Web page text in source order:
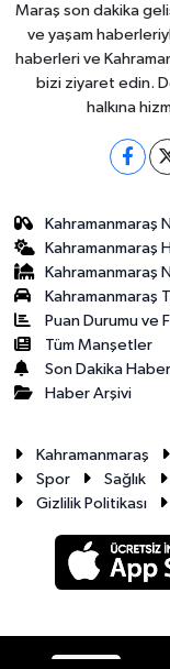
Maraş son dakika
ve yaşam
haberleri ve
bizi ziyaret edin.
halkına
Kahramanmaraş
Kahramanmaraş
Kahramanmaraş
Kahramanmaraş
Puan Durumu ve
Tüm Manşetler
Son Dakika
Haber Arşivi
Kahramanmaraş
Spor
Sağlık
Gizlilik Politikası